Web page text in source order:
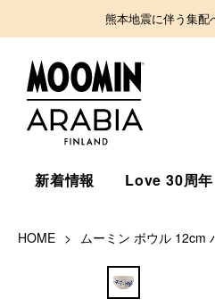
熊本地震に伴う集配
新着情報 Love 30周年
HOME ムーミン ボウル 12cm